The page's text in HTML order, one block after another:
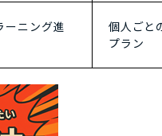
ーニング進
個人ごと
プラン